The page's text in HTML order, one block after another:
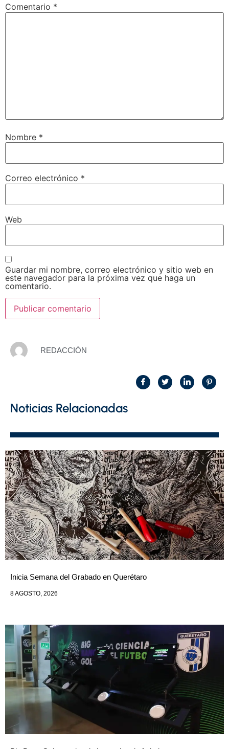
Comentario *
Nombre *
Correo electrónico *
Web
Guardar mi nombre, correo electrónico y sitio web en
este navegador para la próxima vez que haga un
comentario.
REDACCIÓN
Noticias Relacionadas
Inicia Semana del Grabado en Querétaro
8 AGOSTO, 2026